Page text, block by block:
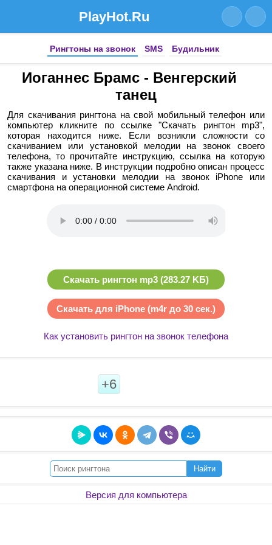
PlayHot.Ru
Рингтоны на звонок SMS Будильник
Иоганнес Брамс - Венгерский
танец
Для скачивания рингтона на свой мобильный телефон или
компьютер кликните по ссылке "Скачать рингтон mp3",
которая находится ниже. Если возникли сложности со
скачиванием или установкой мелодии на звонок своего
телефона, то прочитайте инструкцию, ссылка на которую
также указана ниже. В инструкции подробно описан процесс
скачивания и установки мелодии на звонок iPhone или
смартфона на операционной системе Android.
Скачать рингтон mp3 (283.27 KБ)
Скачать для iPhone (m4r до 30 сек.)
Как установить рингтон на звонок телефона
+6
Найти
Версия для компьютера